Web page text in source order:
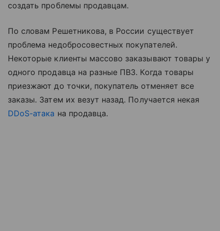
создать проблемы продавцам.
По словам Решетникова, в России существует
проблема недобросовестных покупателей.
Некоторые клиенты массово заказывают товары у
одного продавца на разные ПВЗ. Когда товары
приезжают до точки, покупатель отменяет все
заказы. Затем их везут назад. Получается некая
DDoS-атака на продавца.